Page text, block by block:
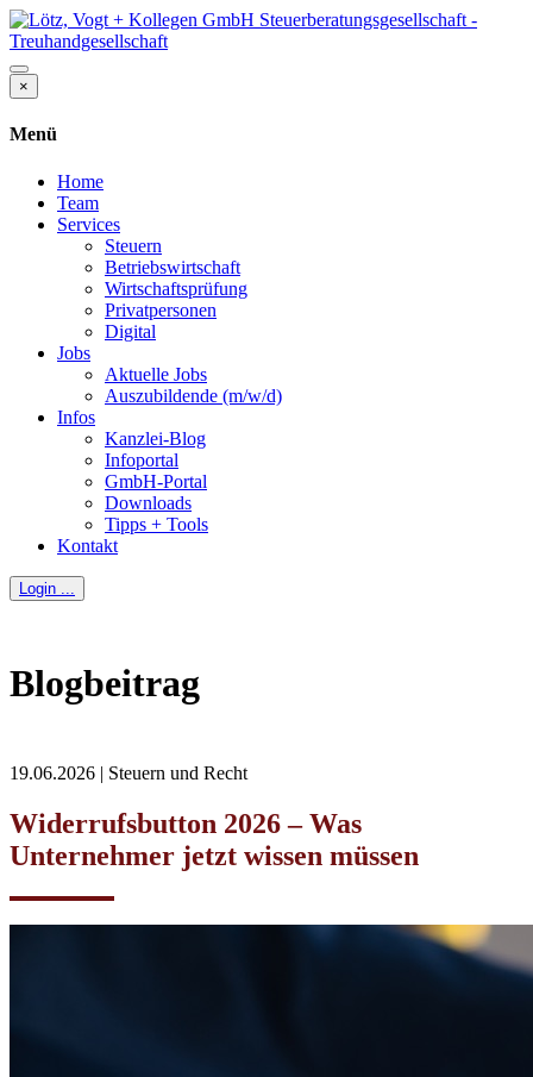
×
Menü
Home
Team
Services
Steuern
Betriebswirtschaft
Wirtschaftsprüfung
Privatpersonen
Digital
Jobs
Aktuelle Jobs
Auszubildende (m/w/d)
Infos
Kanzlei-Blog
Infoportal
GmbH-Portal
Downloads
Tipps + Tools
Kontakt
Login ...
Blogbeitrag
19.06.2026 | Steuern und Recht
Widerrufsbutton 2026 – Was
Unternehmer jetzt wissen müssen